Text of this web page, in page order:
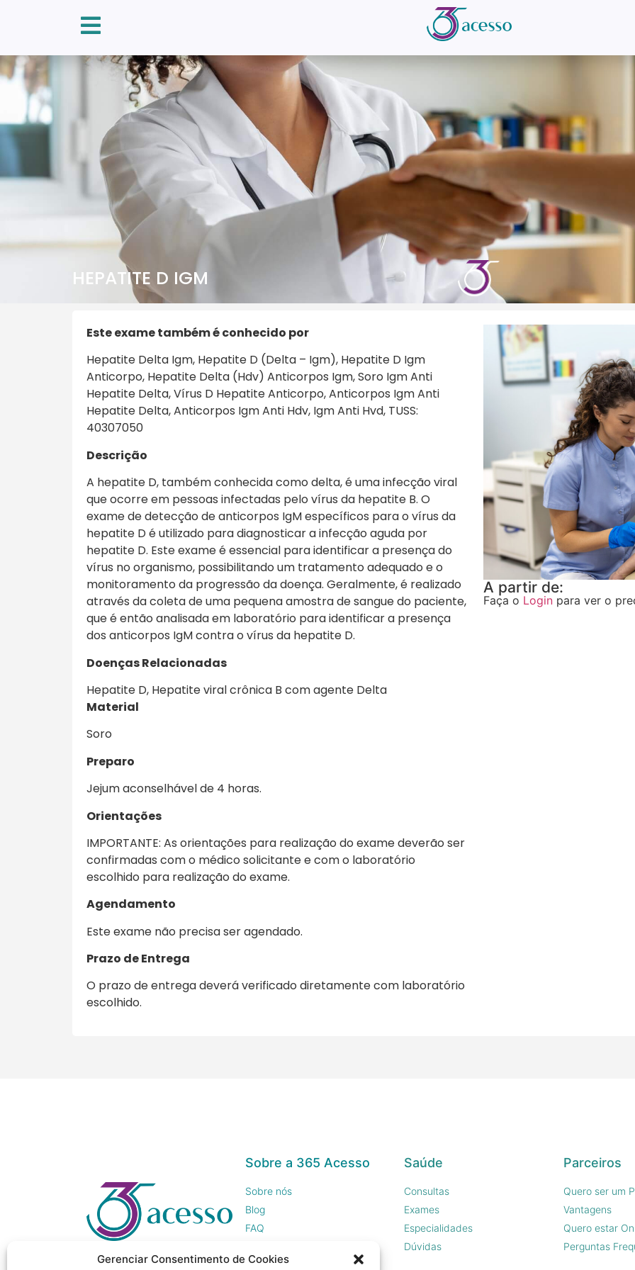
Gerenciar Consentimento de Cookies
HEPATITE D IGM
Este exame também é conhecido por
Hepatite Delta Igm, Hepatite D (Delta – Igm), Hepatite D Igm
Anticorpo, Hepatite Delta (Hdv) Anticorpos Igm, Soro Igm Anti
Hepatite Delta, Vírus D Hepatite Anticorpo, Anticorpos Igm Anti
Hepatite Delta, Anticorpos Igm Anti Hdv, Igm Anti Hvd, TUSS:
40307050
Descrição
A hepatite D, também conhecida como delta, é uma infecção viral
que ocorre em pessoas infectadas pelo vírus da hepatite B. O
exame de detecção de anticorpos IgM específicos para o vírus da
hepatite D é utilizado para diagnosticar a infecção aguda por
hepatite D. Este exame é essencial para identificar a presença do
vírus no organismo, possibilitando um tratamento adequado e o
monitoramento da progressão da doença. Geralmente, é realizado
através da coleta de uma pequena amostra de sangue do paciente,
que é então analisada em laboratório para identificar a presença
dos anticorpos IgM contra o vírus da hepatite D.
Doenças Relacionadas
Hepatite D, Hepatite viral crônica B com agente Delta
Material
Soro
Preparo
Jejum aconselhável de 4 horas.
Orientações
IMPORTANTE: As orientações para realização do exame deverão ser
confirmadas com o médico solicitante e com o laboratório
escolhido para realização do exame.
Agendamento
Este exame não precisa ser agendado.
Prazo de Entrega
O prazo de entrega deverá verificado diretamente com laboratório
escolhido.
A partir de:
Faça o Login para ver o
Sobre a 365 Acesso
Sobre nós
Blog
FAQ
Imprensa
Saúde
Consultas
Exames
Especialidades
Dúvidas
Parceiros
Quero ser um
Vantagens
Quero estar
Perguntas